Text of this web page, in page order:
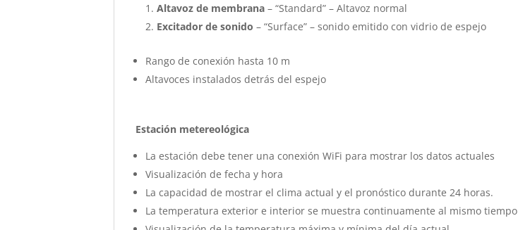
Altavoz de membrana – “Standard” – Altavoz normal
Excitador de sonido – “Surface” – sonido emitido con vidrio de espejo
Rango de conexión hasta 10 m
Altavoces instalados detrás del espejo
Estación metereológica
La estación debe tener una conexión WiFi para mostrar los datos actuales
Visualización de fecha y hora
La capacidad de mostrar el clima actual y el pronóstico durante 24 horas.
La temperatura exterior e interior se muestra continuamente al mismo tiempo